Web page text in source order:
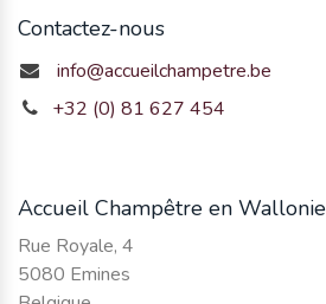
Contactez-nous
info@accueilchampetre.be
+32 (0) 81 627 454
Accueil Champêtre en Wallonie
Rue Royale, 4
5080 Emines